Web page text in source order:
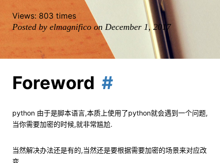
Views: 803 times
Posted by elmagnifico on December 1, 2017
Foreword
python 由于是脚本语言,本质上使用了python就会遇到一个问题,
当你需要加密的时候,就非常尴尬.
当然解决办法还是有的,当然还是要根据需要加密的场景来对应改
变